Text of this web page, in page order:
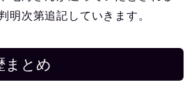
明次第追記していきます。
まとめ